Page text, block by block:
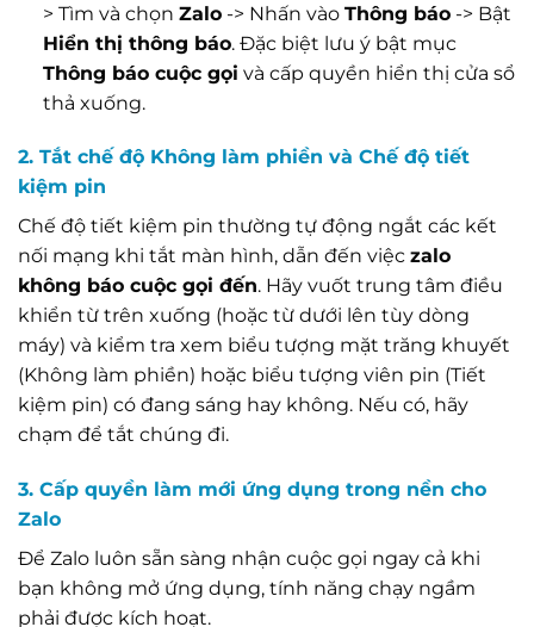
> Tìm và chọn Zalo-> Nhấn vào Thông báo-> Bật
Hiển thị thông báo. Đặc biệt lưu ý bật mục
Thông báo cuộc gọi và cấp quyền hiển thị cửa sổ
thả xuống.
2. Tắt chế độ Không làm phiền và Chế độ tiết
kiệm pin
Chế độ tiết kiệm pin thường tự động ngắt các kết
nối mạng khi tắt màn hình, dẫn đến việc zalo
không báo cuộc gọi đến. Hãy vuốt trung tâm điều
khiển từ trên xuống (hoặc từ dưới lên tùy dòng
máy) và kiểm tra xem biểu tượng mặt trăng khuyết
(Không làm phiền) hoặc biểu tượng viên pin (Tiết
kiệm pin) có đang sáng hay không. Nếu có, hãy
chạm để tắt chúng đi.
3. Cấp quyền làm mới ứng dụng trong nền cho
Zalo
Để Zalo luôn sẵn sàng nhận cuộc gọi ngay cả khi
bạn không mở ứng dụng, tính năng chạy ngầm
phải được kích hoạt.